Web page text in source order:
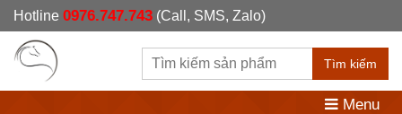
Hotline 0976.747.743 (Call, SMS, Zalo)
Tìm kiếm
Menu